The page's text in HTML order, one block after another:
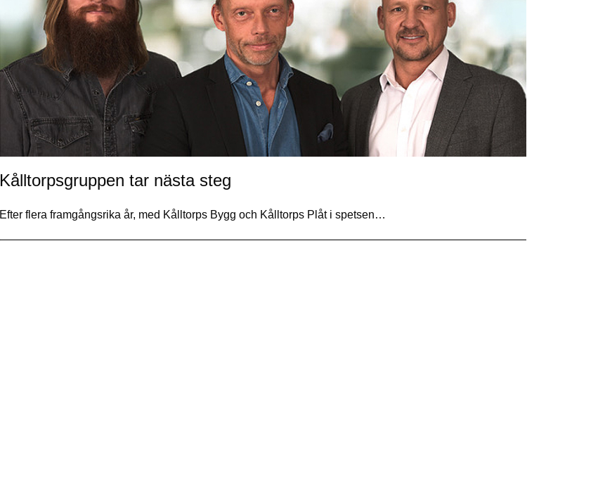
Kålltorpsgruppen tar nästa steg
Efter flera framgångsrika år, med Kålltorps Bygg och Kålltorps Plåt i spetsen…